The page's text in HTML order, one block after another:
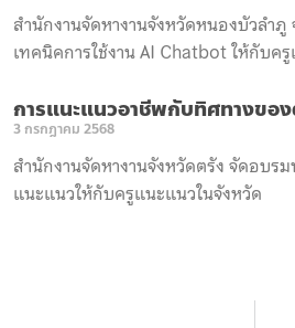
สำนักงานจัดหางานจังหวัดหนองบัวลำ
เทคนิคการใช้งาน AI Chatbot ให้กับค
การแนะแนวอาชีพกับทิศทางขอ
3 กรกฎาคม 2568
สำนักงานจัดหางานจังหวัดตรัง จัดอบร
แนะแนวให้กับครูแนะแนวในจังหวัด